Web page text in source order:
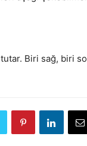
Biri sağ, biri